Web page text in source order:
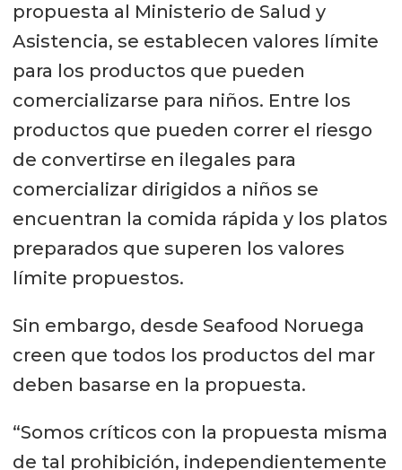
propuesta al Ministerio de Salud y
Asistencia, se establecen valores límite
para los productos que pueden
comercializarse para niños. Entre los
productos que pueden correr el riesgo
de convertirse en ilegales para
comercializar dirigidos a niños se
encuentran la comida rápida y los platos
preparados que superen los valores
límite propuestos.
Sin embargo, desde Seafood Noruega
creen que todos los productos del mar
deben basarse en la propuesta.
“Somos críticos con la propuesta misma
de tal prohibición, independientemente